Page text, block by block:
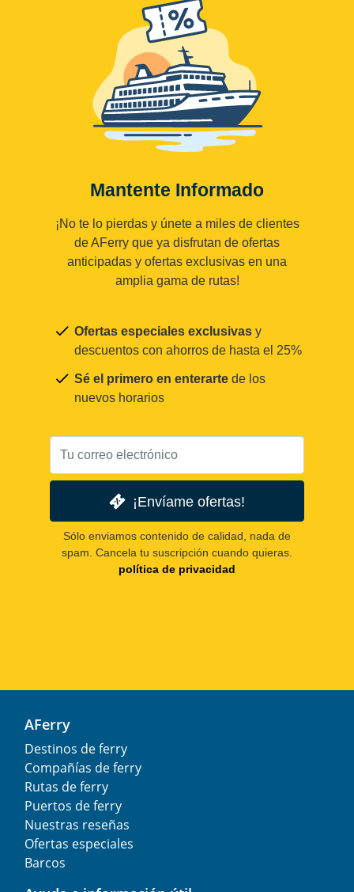
Mantente Informado
¡No te lo pierdas y únete a miles de clientes
de AFerry que ya disfrutan de ofertas
anticipadas y ofertas exclusivas en una
amplia gama de rutas!
Ofertas especiales exclusivas y
descuentos con ahorros de hasta el 25%
Sé el primero en enterarte de los
nuevos horarios
¡Envíame ofertas!
Sólo enviamos contenido de calidad, nada de
spam. Cancela tu suscripción cuando quieras.
política de privacidad
AFerry
Destinos de ferry
Compañías de ferry
Rutas de ferry
Puertos de ferry
Nuestras reseñas
Ofertas especiales
Barcos